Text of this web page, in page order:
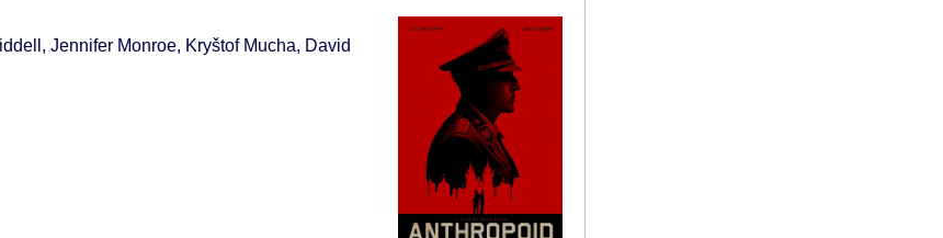
Jennifer Monroe, Kryštof Mucha, David